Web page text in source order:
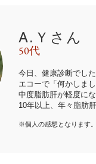
50代
A.Ｙさん
今日、健康診断でした
エコーで「何かしま
中度脂肪肝が軽度に
10年以上、年々脂肪
※個人の感想となります